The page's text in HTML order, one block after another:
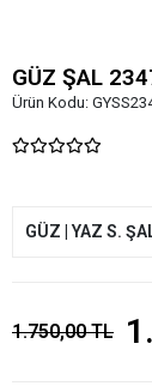
GÜZ ŞAL
Ürün Kodu:
GÜZ | YAZ S.
1.750,00 TL